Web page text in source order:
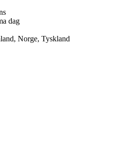
dag
Norge, Tyskland